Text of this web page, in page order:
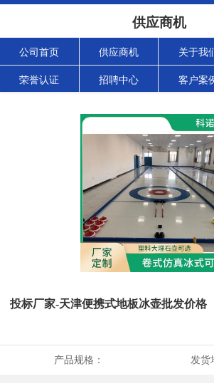
供应商机
公司首页 供应商机 关于我
荣誉认证 招聘中心 客户案
投标厂家-天津便携式地板冰壶批发价格
产品规格： 发货